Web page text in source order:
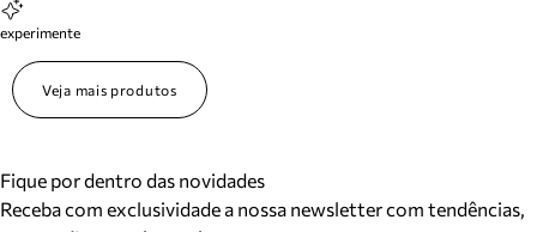
experimente
Veja mais produtos
Fique por dentro das novidades
Receba com exclusividade a nossa newsletter com tendências,